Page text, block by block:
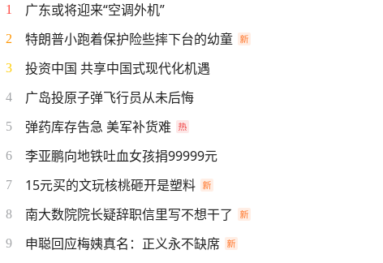
1 广东或将迎来“空调外机”
2 特朗普小跑着保护险些摔下台的幼童
3 投资中国 共享中国式现代化机遇
4 广岛投原子弹飞行员从未后悔
5 弹药库存告急 美军补货难
6 李亚鹏向地铁吐血女孩捐99999元
7 15元买的文玩核桃砸开是塑料
8 南大数院院长疑辞职信里写不想干了
9 申聪回应梅姨真名：正义永不缺席